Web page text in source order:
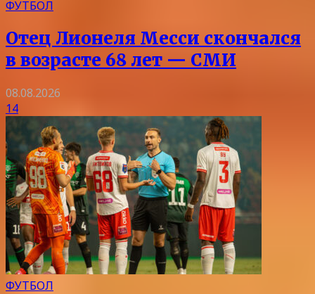
ФУТБОЛ
Отец Лионеля Месси скончался
в возрасте 68 лет — СМИ
08.08.2026
14
ФУТБОЛ